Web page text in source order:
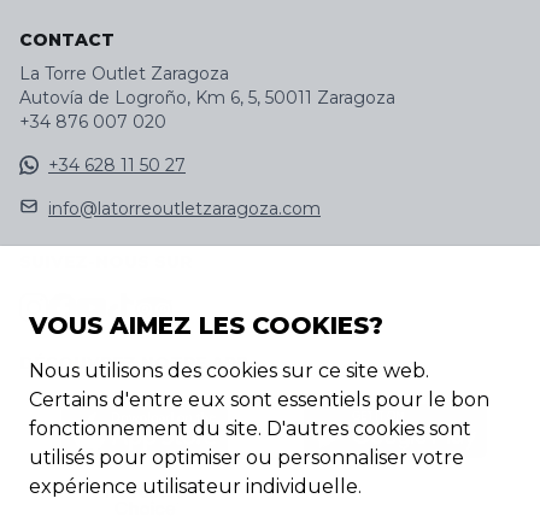
CONTACT
La Torre Outlet Zaragoza
Autovía de Logroño, Km 6, 5, 50011 Zaragoza
+34 876 007 020
+34 628 11 50 27
info@latorreoutletzaragoza.com
DÉCOUVREZ NOTRE APP
VOUS AIMEZ LES COOKIES?
Nous utilisons des cookies sur ce site web.
Certains d'entre eux sont essentiels pour le bon
fonctionnement du site. D'autres cookies sont
utilisés pour optimiser ou personnaliser votre
expérience utilisateur individuelle.